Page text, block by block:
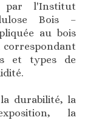
par l'Institut
Bois –
au bois
correspondant
et types de
durabilité, la
la